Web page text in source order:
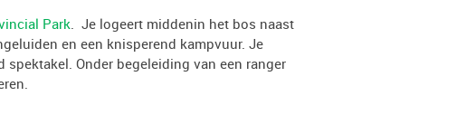
Park. Je logeert middenin het bos naast
en een knisperend kampvuur. Je
Onder begeleiding van een ranger